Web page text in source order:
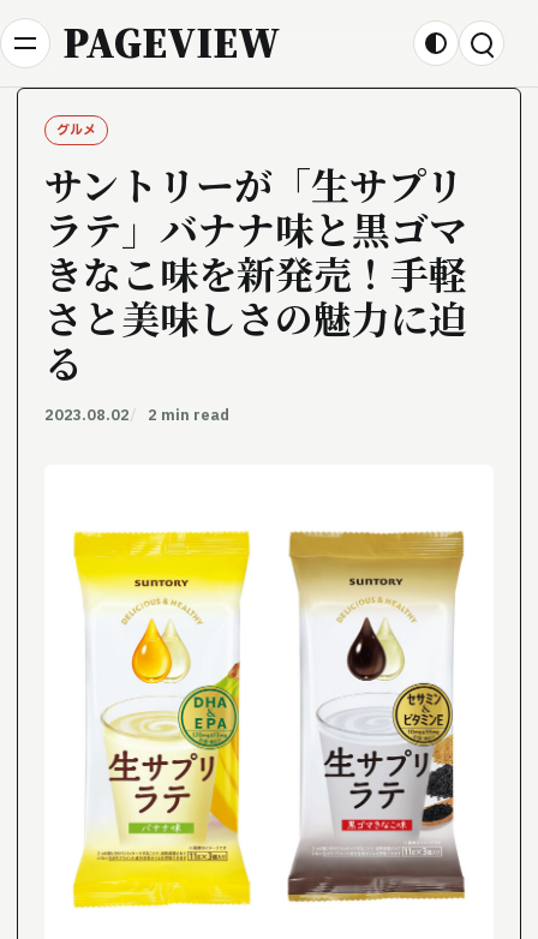
Skip to contentPAGEVIEW
グルメ
サントリーが「生サプリ
ラテ」バナナ味と黒ゴマ
きなこ味を新発売！手軽
さと美味しさの魅力に迫
る
2023.08.02 2 min read